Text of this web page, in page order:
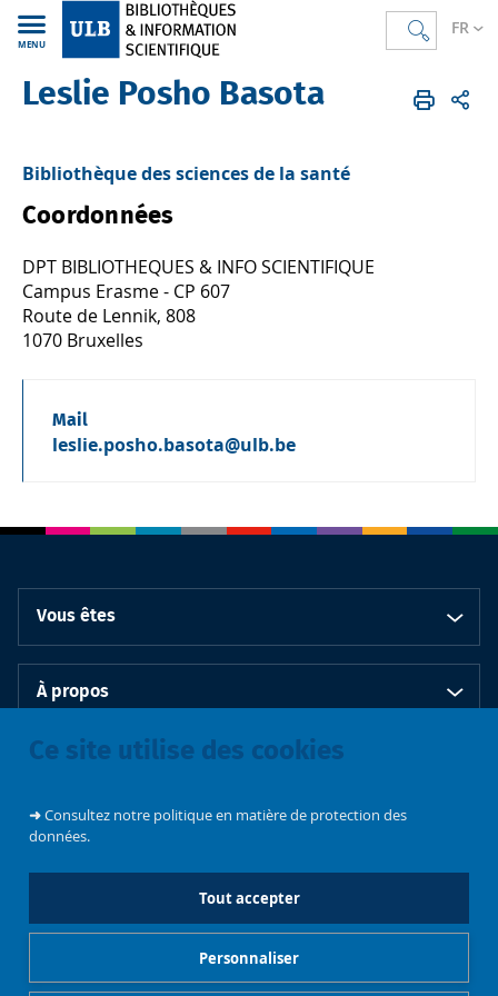
Ce site utilise des cookies
➜Consultez notre politique en matière de protection des
données.
Tout accepter
Personnaliser
FR
MENU
Bibliothèques FR Annuaire
Leslie Posho Basota
Bibliothèque des sciences de la santé
Coordonnées
DPT BIBLIOTHEQUES & INFO SCIENTIFIQUE
Campus Erasme - CP 607
Route de Lennik, 808
1070 Bruxelles
Mail
leslie.posho.basota@ulb.be
Vous êtes
À propos
Contacts
stages
Événements
bibliothèques
Mentions légales Gestionnaire de cookies